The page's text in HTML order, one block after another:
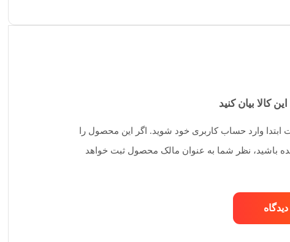
کالا بیان کنید
ابتدا وارد حساب کاربری خود شوید. اگر این محصول را
باشید، نظر شما به عنوان مالک محصول ثبت خواهد